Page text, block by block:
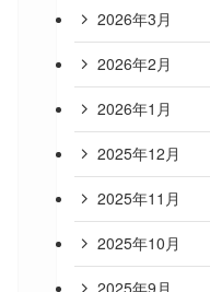
2026年3月
2026年2月
2026年1月
2025年12月
2025年11月
2025年10月